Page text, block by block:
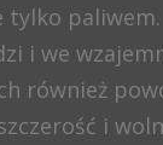
tylko paliwem.
i we
również
i